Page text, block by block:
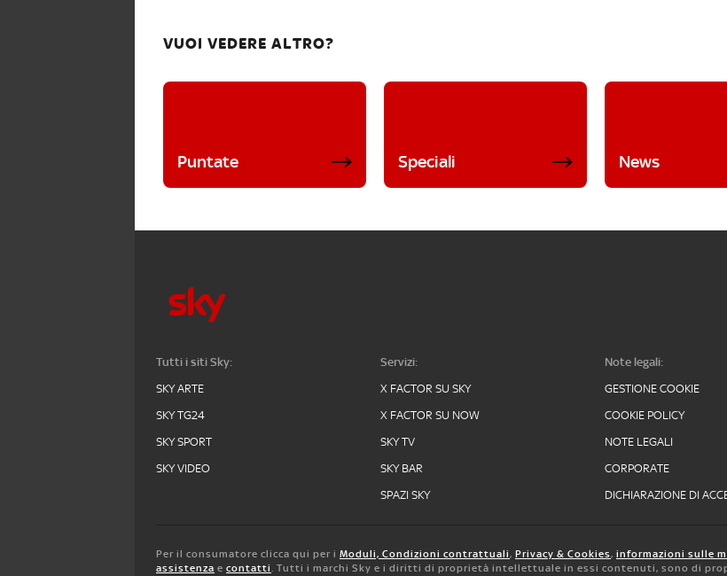
VUOI VEDERE ALTRO?
Puntate Speciali News
Tutti i siti Sky:
SKY ARTE
SKY TG24
SKY SPORT
SKY VIDEO
Servizi:
X FACTOR SU SKY
X FACTOR SU NOW
SKY TV
SKY BAR
SPAZI SKY
Note legali:
GESTIONE COOKIE
COOKIE POLICY
NOTE LEGALI
CORPORATE
DICHIARAZIONE DI
Per il consumatore clicca qui per i Moduli, Condizioni contrattuali, Privacy & Cookies, informazioni sulle
assistenza e contatti. Tutti i marchi Sky e i diritti di proprietà intellettuale in essi contenuti, sono di